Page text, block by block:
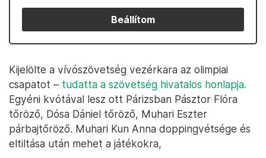
Beállítom
Kijelölte a vívószövetség vezérkara az olimpiai
csapatot – tudatta a szövetség hivatalos honlapja.
Egyéni kvótával lesz ott Párizsban Pásztor Flóra
tőröző, Dósa Dániel tőröző, Muhari Eszter
párbajtőröző. Muhari Kun Anna doppingvétsége és
eltiltása után mehet a játékokra,